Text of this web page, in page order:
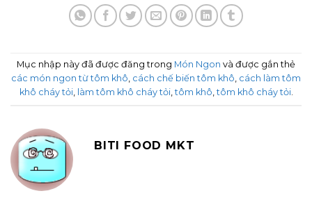
Mục nhập này đã được đăng trong Món Ngon và được gắn thẻ
các món ngon từ tôm khô, cách chế biến tôm khô, cách làm tôm
khô cháy tỏi, làm tôm khô cháy tỏi,tôm khô,tôm khô cháy tỏi.
BITI FOOD MKT